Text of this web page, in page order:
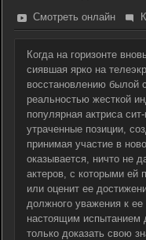
Смотреть онлайн
Когда на горизонте
сиявшая ярко на
восстановлению былой
реальностью жесткой
популярная актриса
утраченные позиции,
принимая участие в
оказывается, ничто не
актеров, с которыми ей
или оценит ее
должного уважения к
настоящим испытанием
только доказать свою